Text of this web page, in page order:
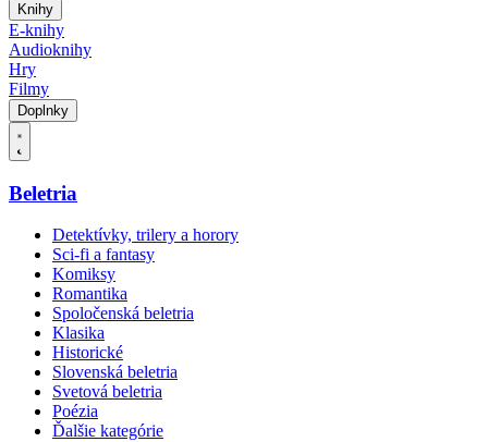
Knihy
E-knihy
Audioknihy
Hry
Filmy
Doplnky
Beletria
Detektívky, trilery a horory
Sci-fi a fantasy
Komiksy
Romantika
Spoločenská beletria
Klasika
Historické
Slovenská beletria
Svetová beletria
Poézia
Ďalšie kategórie